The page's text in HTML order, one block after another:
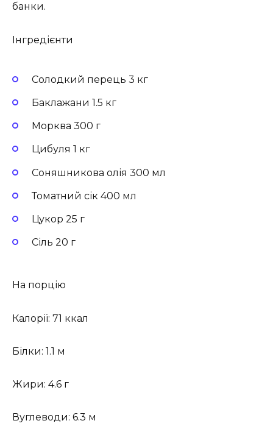
банки.
Інгредієнти
Солодкий перець 3 кг
Баклажани 1.5 кг
Морква 300 г
Цибуля 1 кг
Соняшникова олія 300 мл
Томатний сік 400 мл
Цукор 25 г
Сіль 20 г
На порцію
Калорії: 71 ккал
Білки: 1.1 м
Жири: 4.6 г
Вуглеводи: 6.3 м